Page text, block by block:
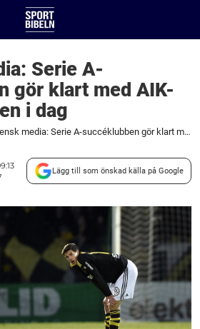
Serie A-
gör klart med AIK-
i dag
Italiensk media: Serie A-succéklubben gör klart med AIK-nyckelspelaren i dag
Lägg till som önskad källa på Google